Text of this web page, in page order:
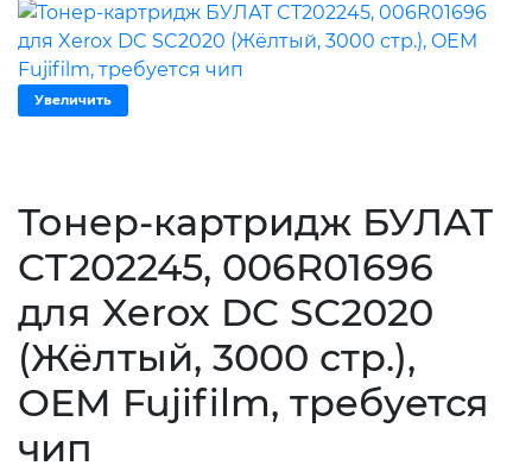
Увеличить
Тонер-картридж БУЛАТ
CT202245, 006R01696
для Xerox DC SC2020
(Жёлтый, 3000 стр.),
OEM Fujifilm, требуется
чип